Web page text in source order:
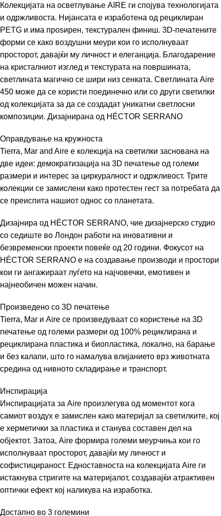
Колекцијата на осветлување AIRE ги спојува технологијата
и одржливоста. Нијансата е изработена од рециклиран
PETG и има проѕирен, текстурален финиш. 3D-печатените
форми се како воздушни меури кои го исполнуваат
просторот, давајќи му личност и елеганција. Благодарение
на кристалниот изглед и текстурата на површината,
светлината магично се шири низ сенката. Светлината Aire
450 може да се користи поединечно или со други светилки
од колекцијата за да се создадат уникатни светлосни
композиции. Дизајнирана од HÉCTOR SERRANO
Оправдување на кружноста
Tierra, Mar and Aire е колекција на светилки заснована на
две идеи: демократизација на 3D печатење од големи
размери и интерес за циркуралност и одржливост. Трите
колекции се замислени како протестен гест за потребата да
се преиспита нашиот однос со планетата.
Дизајнира од HÉCTOR SERRANO, чие дизајнерско студио
со седиште во Лондон работи на иновативни и
безвременски проекти повеќе од 20 години. Фокусот на
HÉCTOR SERRANO е на создавање производи и простори
кои ги ангажираат луѓето на најчовечки, емотивен и
најнеобичен можен начин.
Произведено со 3D печатење
Tierra, Mar и Aire се произведуваат со користење на 3D
печатење од големи размери од 100% рециклирана и
рециклирана пластика и биопластика, локално, на барање
и без калапи, што го намалува влијанието врз животната
средина од нивното складирање и транспорт.
Инспирација
Инспирацијата за Aire произлегува од моментот кога
самиот воздух е замислен како материјал за светилките, кој
е херметички за пластика и станува составен дел на
објектот. Затоа, Aire формира големи меурчиња кои го
исполнуваат просторот, давајќи му личност и
софистицираност. Едноставноста на колекцијата Aire ги
истакнува стригите на материјалот, создавајќи атрактивен
оптички ефект кој наликува на изработка.
Достапно во 3 големини